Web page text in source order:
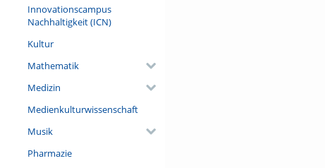
Innovationscampus
Nachhaltigkeit (ICN)
Kultur
Mathematik
Medizin
Medienkulturwissenschaft
Musik
Pharmazie